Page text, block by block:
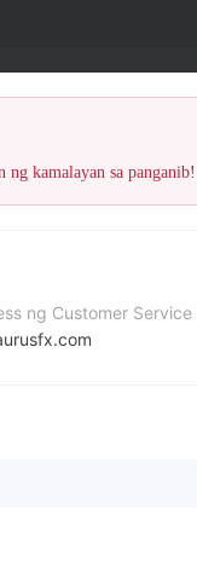
kamalayan sa panganib!
ng Customer Service